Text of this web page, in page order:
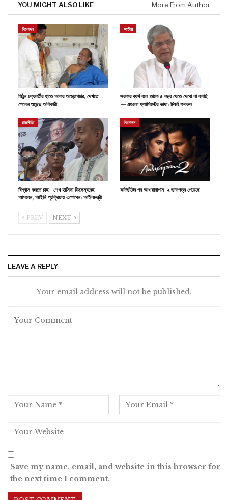
YOU MIGHT ALSO LIKE More From Author
বিনোদন
মিঠুন চক্রবর্তীর হাতে আবার অস্ত্রোপচার, দেখতে
গেলেন শুভেন্দু অধিকারী
জাতীয়
সরকার ব্যর্থ বলে তাকে ৫ বছর যেতে দেবো না বলছি
—এগুলো ফ্যাসিস্টের ভাষা: মির্জা ফখরুল
রাজনীতি
বিশ্বাস করতে চাই- শেখ হাসিনা ডিসেম্বরেই
আসবেন, আইনি প্রক্রিয়ায় এগোবেন: আইনমন্ত্রী
বিনোদন
কাটছাঁটের পর আওয়ারাপান-২ ছাড়পত্র পেয়েছে
PREV NEXT
LEAVE A REPLY
Your email address will not be published.
Save my name, email, and website in this browser for
the next time I comment.